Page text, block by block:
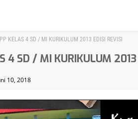
KELAS 4 SD / MI KURIKULUM 2013 EDISI REVISI
4 SD / MI KURIKULUM 2013
10, 2018